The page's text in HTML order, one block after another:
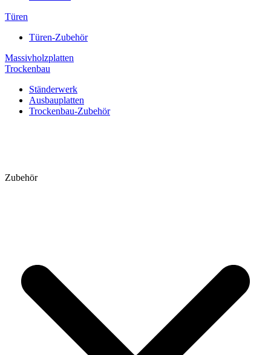
Türen
Türen-Zubehör
Massivholzplatten
Trockenbau
Ständerwerk
Ausbauplatten
Trockenbau-Zubehör
Zubehör